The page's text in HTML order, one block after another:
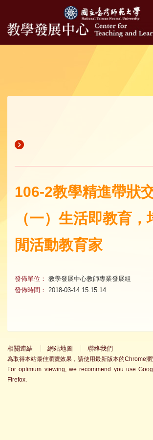
106-2教學精進帶狀
（一）生活即教育，
閒活動教育家
發佈單位： 教學發展中心教師專業發展組
發佈時間：
2018-03-14 15:15:14
相關連結 網站地圖 聯絡我們
為取得本站最佳瀏覽效果，請使用最新版本的Chrome瀏
For optimum viewing, we recommend you use
Firefox.